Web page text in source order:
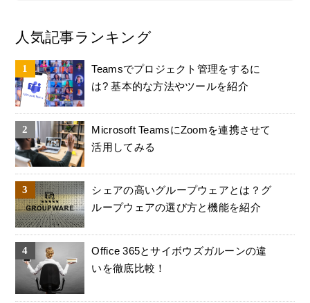
人気記事ランキング
Teamsでプロジェクト管理をするに
は? 基本的な方法やツールを紹介
Microsoft TeamsにZoomを連携させて
活用してみる
シェアの高いグループウェアとは？グ
ループウェアの選び方と機能を紹介
Office 365とサイボウズガルーンの違
いを徹底比較！